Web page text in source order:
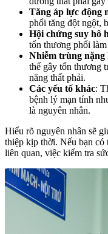
Tăng áp lực động
phổi tăng đột ngột,
Hội chứng suy hô
tổn thương phổi
Nhiễm trùng nặng
thể gây tổn thương
năng thất phải.
Các yếu tố khác:
bệnh lý mạn tính
là nguyên nhân.
Hiểu rõ nguyên nhân sẽ
thiệp kịp thời. Nếu bạn có
liên quan, việc kiểm tra